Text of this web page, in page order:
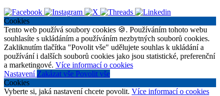
Cookies
Tento web používá soubory cookies 🍪. Používáním tohoto webu
souhlasíte s ukládáním a používáním nezbytných souborů cookies.
Zakliknutím tlačítka "Povolit vše" udělujete souhlas k ukládání a
používání i dalších souborů cookies jako jsou statistické, preferenční
a marketingové. Více informací o cookies
Nastavení Zakázat vše Povolit vše
Cookies
Vyberte si, jaká nastavení chcete povolit. Více informací o cookies